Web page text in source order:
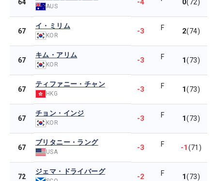
64
AUS -4 0(72)
67
イ・ミリム
KOR -3 F 2(74)
67
キム・アリム
KOR -3 F 1(73)
67
ティファニー・チャン
HKG -3 F 1(73)
67
チョン・インジ
KOR -3 F 1(73)
67
ブリタニー・ラング
USA -3 F -1(71)
72
ジェマ・ドライバーグ
-2 F 1(73)